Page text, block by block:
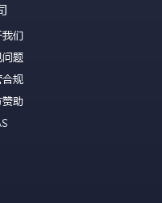
们
题
合规
助